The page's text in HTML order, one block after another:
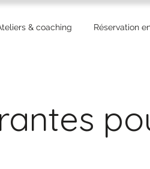
& coaching Réservation